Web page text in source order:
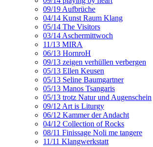
09/19 Aufbrüche
04/14 Kunst Raum Klang
05/14 The Visitors
03/14 Aschermittwoch
11/13 MIRA
06/13 HornroH
09/13 zeigen verhüllen verbergen
05/13 Ellen Keusen
05/13 Seline Baumgartner
05/13 Manos Tsangaris
05/13 trotz Natur und Augenschein
09/12 Art is Liturgy
06/12 Kammer der Andacht
04/12 Collection of Rocks
08/11 Finissage Noli me tangere
11/11 Klangwerkstatt